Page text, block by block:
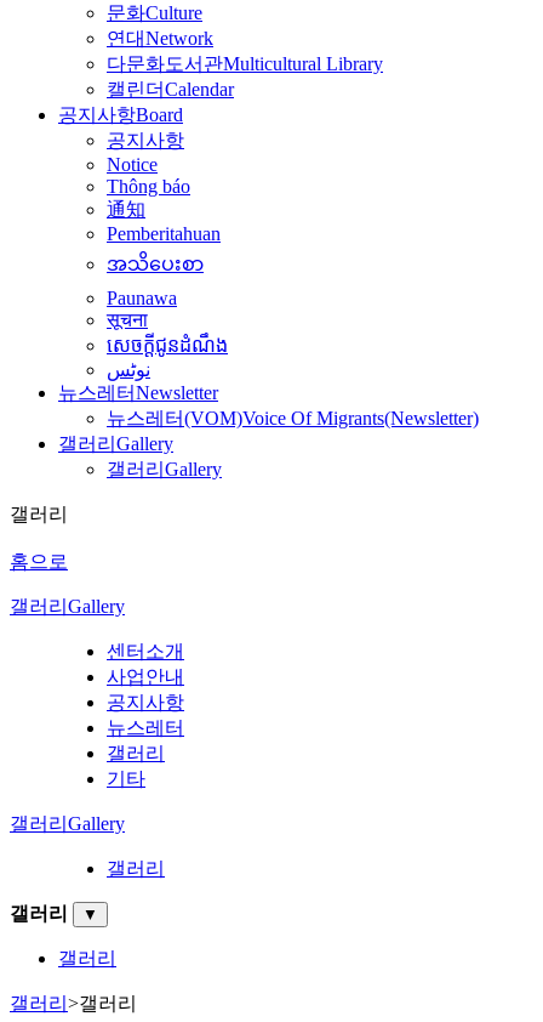
문화Culture
연대Network
다문화도서관Multicultural Library
캘린더Calendar
공지사항Board
공지사항
Notice
Thông báo
通知
Pemberitahuan
အသိပေးစာ
Paunawa
सूचना
សេចក្តីជូនដំណឹង
نوٹس
뉴스레터Newsletter
뉴스레터(VOM)Voice Of Migrants(Newsletter)
갤러리 Gallery
갤러리 Gallery
갤러리
홈으로
갤러리 Gallery
센터소개
사업안내
공지사항
뉴스레터
갤러리
기타
갤러리 Gallery
갤러리
갤러리 ▼
갤러리
갤러리 >갤러리